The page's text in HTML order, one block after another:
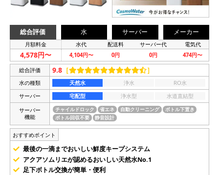
総合評価 水 サーバー メーカー
月額料金 水代 配送料 サーバー代 電気代
4,578円〜 4,104円〜 0円 0円 474円〜
総合評価 9.8 ［ ］
水の種類 天然水 浄水
RO水
サーバー
宅配型 浄水型
水道直結型
サーバー
機能
チャイルドロック 省エネ 自動クリーニング
ボトル下置き
ボトル回収不要
静音設計
おすすめポイント
最後の一滴までおいしい鮮度キープシステム
アクアソムリエが認めるおいしい天然水No.1
足下ボトル交換が簡単・便利